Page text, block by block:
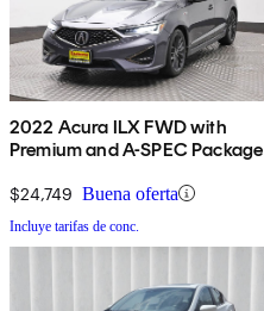
2022 Acura ILX FWD with
Premium and A-SPEC Package
$24,749 Buena oferta
Incluye tarifas de conc.